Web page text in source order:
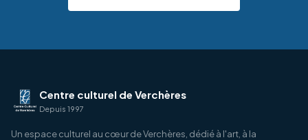
Centre culturel de Verchères
Depuis 1997
Un espace culturel au cœur de Verchères, dédié à l'art, à la